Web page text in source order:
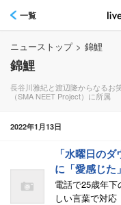
一覧
ニューストップ > 錦鯉
錦鯉
長谷川雅紀と渡辺隆からなるお
（SMA NEET Project）に所属
2022年1月13日
「水曜日の
に「愛感じた」
電話で25歳年
しい言葉で対応